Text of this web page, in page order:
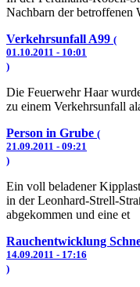
Nachbarn der betroffenen
Verkehrsunfall A99 (
01.10.2011 - 10:01
)
Die Feuerwehr Haar
zu einem Verkehrsunfall
Person in Grube (
21.09.2011 - 09:21
)
Ein voll beladener
in der Leonhard-Strell-
abgekommen und eine et
Rauchentwicklung
14.09.2011 - 17:16
)